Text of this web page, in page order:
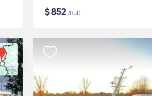
$852/nuit